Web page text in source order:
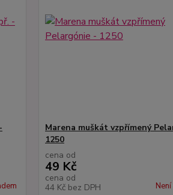
Marena muškát vzpřímený
1250
cena od
49 Kč
cena od
44 Kč bez DPH